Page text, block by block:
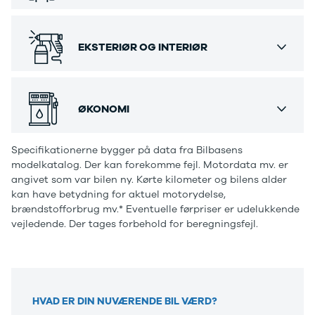
· Oncoming Lane Mitigation
· Run Off Road Mitigation
· SIPS airbags
City Safety:
· Autobrake at Intersection
· Collision Warning (også ved kørsel i mørke)
· Cyclist Detection with full auto brake
· Large Animal Detection
· Oncoming mitigation by braking
· Pedestrian detection with full auto brake
· Pre-prepared brake system
EKSTERIØR OG INTERIØR
ØKONOMI
Specifikationerne bygger på data fra Bilbasens
modelkatalog. Der kan forekomme fejl. Motordata mv. er
angivet som var bilen ny. Kørte kilometer og bilens alder
kan have betydning for aktuel motorydelse,
brændstofforbrug mv.* Eventuelle førpriser er udelukkende
vejledende. Der tages forbehold for beregningsfejl.
HVAD ER DIN NUVÆRENDE BIL VÆRD?